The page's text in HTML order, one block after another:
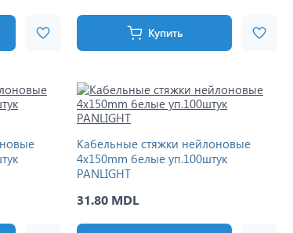
Купить
Кабельные стяжки нейлоновые
4x150mm белые уп.100штук
PANLIGHT
31.80 MDL